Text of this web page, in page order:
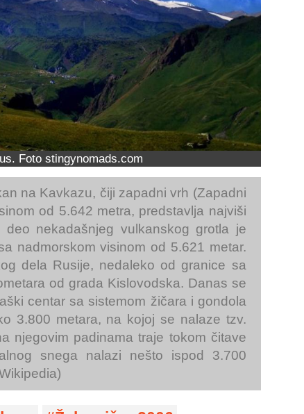
Foto stingynomads.com
na Kavkazu, čiji zapadni vrh (Zapadni
od 5.642 metra, predstavlja najviši
nekadašnjeg vulkanskog grotla je
nadmorskom visinom od 5.621 metar.
dela Rusije, nedaleko od granice sa
od grada Kislovodska. Danas se
centar sa sistemom žičara i gondola
3.800 metara, na kojoj se nalaze tzv.
njegovim padinama traje tokom čitave
snega nalazi nešto ispod 3.700